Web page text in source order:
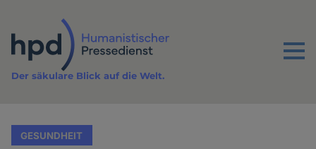
Inhalt
Menu
Der säkulare Blick auf die Welt.
GESUNDHEIT